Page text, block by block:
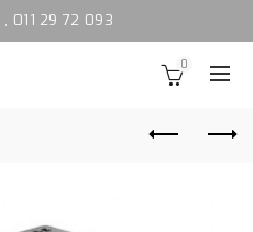
, 011 29 72 093
0